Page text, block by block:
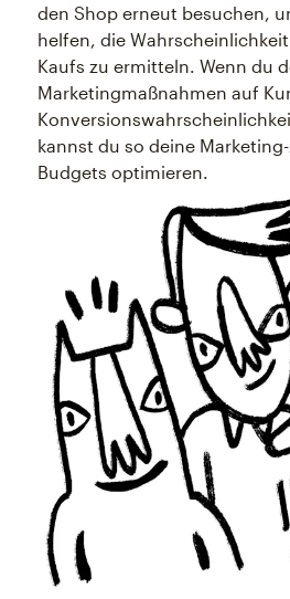
den Shop erneut besuchen,
helfen, die
Kaufs zu ermitteln. Wenn du
Marketingmaßnahmen auf
kannst du so deine
Budgets optimieren.